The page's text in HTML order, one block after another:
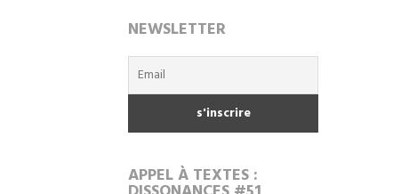
NEWSLETTER
APPEL À TEXTES :